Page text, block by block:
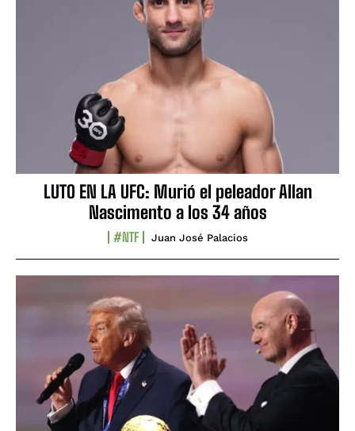
LUTO EN LA UFC: Murió el peleador Allan
Nascimento a los 34 años
#NTF Juan José Palacios